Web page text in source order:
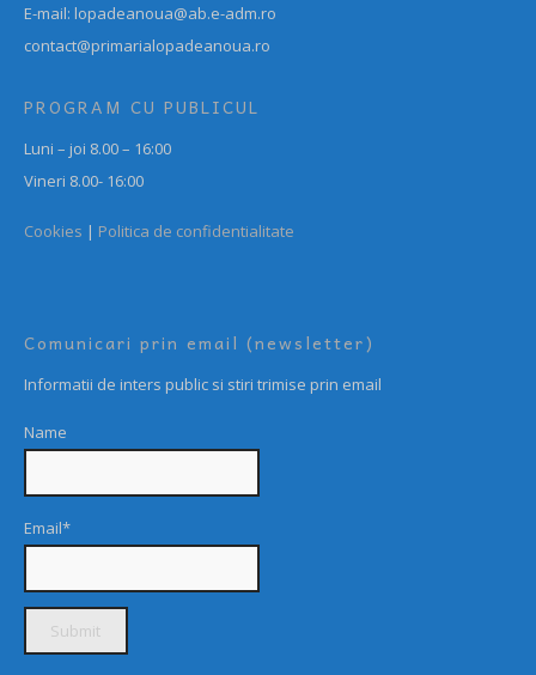
E-mail: lopadeanoua@ab.e-adm.ro
contact@primarialopadeanoua.ro
PROGRAM CU PUBLICUL
Luni – joi 8.00 – 16:00
Vineri 8.00- 16:00
Cookies | Politica de confidentialitate
Comunicari prin email (newsletter)
Informatii de inters public si stiri trimise prin email
Name
Email*